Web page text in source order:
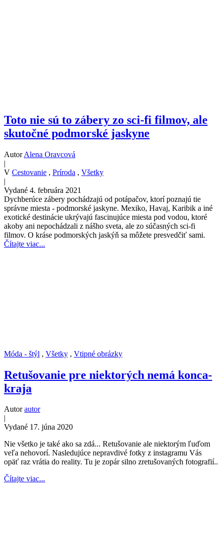
Toto nie sú to zábery zo sci-fi filmov, ale
skutočné podmorské jaskyne
AutorAlena Oravcová
|
V Cestovanie , Príroda , Všetky
|
Vydané 4. februára 2021
Dychberúce zábery pochádzajú od potápačov, ktorí poznajú tie
správne miesta - podmorské jaskyne. Mexiko, Havaj, Karibik a iné
exotické destinácie ukrývajú fascinujúce miesta pod vodou, ktoré
akoby ani nepochádzali z nášho sveta, ale zo súčasných sci-fi
filmov. O kráse podmorských jaskýň sa môžete presvedčiť sami.
Čítajte viac...
Móda - štýl , Všetky , Vtipné obrázky
Retušovanie pre niektorých nemá konca-
kraja
Autorautor
|
Vydané 17. júna 2020
Nie všetko je také ako sa zdá... Retušovanie ale niektorým ľuďom
veľa nehovorí. Nasledujúce nepravdivé fotky z instagramu Vás
opäť raz vrátia do reality. Tu je zopár silno zretušovaných fotografií..
Čítajte viac...